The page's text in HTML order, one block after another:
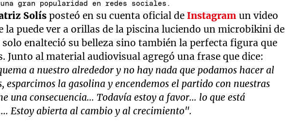
gran popularidad en redes sociales.
Solís posteó en su cuenta oficial deInstagram un video
la puede ver a orillas de la piscina luciendo un microbikini de
enalteció su belleza sino también la perfecta figura que
Junto al material audiovisual agregó una frase que dice:
a nuestro alrededor y no hay nada que podamos hacer al
esparcimos la gasolina y encendemos el partido con nuestras
una consecuencia... Todavía estoy a favor... lo que está
Estoy abierta al cambio y al crecimiento".